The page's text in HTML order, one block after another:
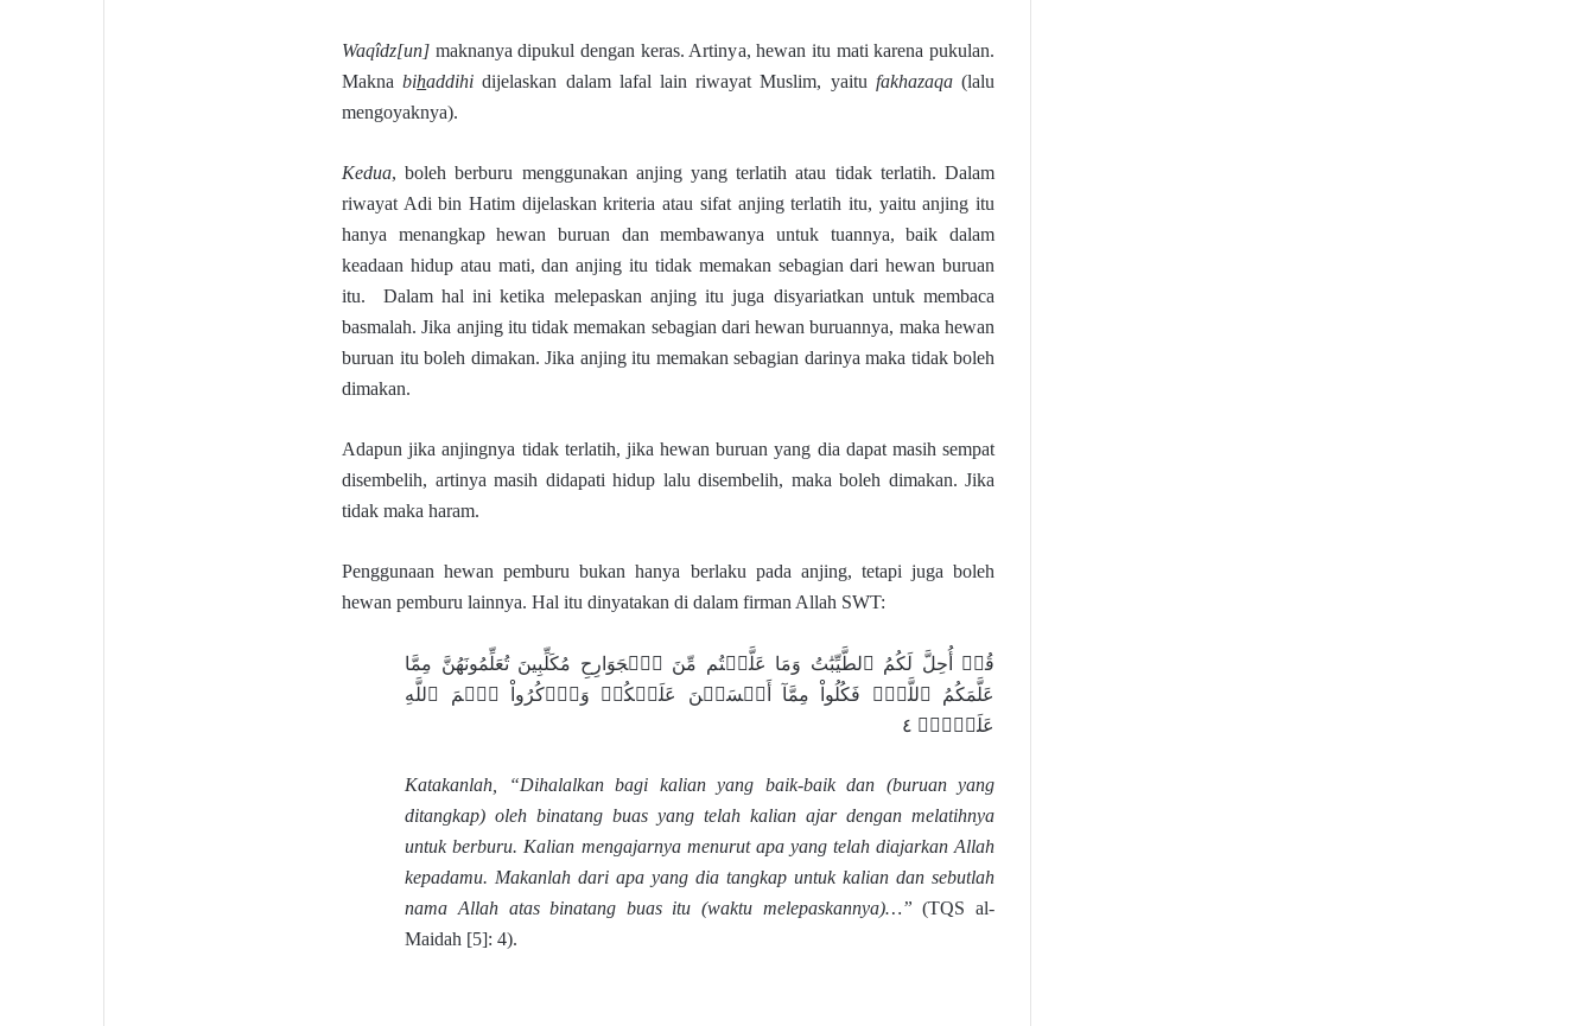
Waqîdz[un] maknanya dipukul dengan keras. Artinya, hewan itu mati karena pukulan.
Maknabihaddihi dijelaskan dalam lafal lain riwayat Muslim, yaitu fakhazaqa(lalu
mengoyaknya).
Kedua, boleh berburu menggunakan anjing yang terlatih atau tidak terlatih. Dalam
riwayat Adi bin Hatim dijelaskan kriteria atau sifat anjing terlatih itu, yaitu anjing itu
hanya menangkap hewan buruan dan membawanya untuk tuannya, baik dalam
keadaan hidup atau mati, dan anjing itu tidak memakan sebagian dari hewan buruan
itu. Dalam hal ini ketika melepaskan anjing itu juga disyariatkan untuk membaca
basmalah. Jika anjing itu tidak memakan sebagian dari hewan buruannya, maka hewan
buruan itu boleh dimakan. Jika anjing itu memakan sebagian darinya maka tidak boleh
dimakan.
Adapun jika anjingnya tidak terlatih, jika hewan buruan yang dia dapat masih sempat
disembelih, artinya masih didapati hidup lalu disembelih, maka boleh dimakan. Jika
tidak maka haram.
Penggunaan hewan pemburu bukan hanya berlaku pada anjing, tetapi juga boleh
hewan pemburu lainnya. Hal itu dinyatakan di dalam firman Allah SWT:
قُلۡ أُحِلَّ لَكُمُ ٱلطَّيِّبَٰتُ وَمَا عَلَّمۡتُم مِّنَ ٱلۡجَوَارِحِ مُكَلِّبِينَ تُعَلِّمُونَهُنَّ مِمَّا
عَلَّمَكُمُ ٱللَّهُۖ فَكُلُواْ مِمَّآ أَمۡسَكۡنَ عَلَيۡكُمۡ وَٱذۡكُرُواْ ٱسۡمَ ٱللَّهِ
عَلَيۡهِۖ ٤
Katakanlah, “Dihalalkan bagi kalian yang baik-baik dan (buruan yang
ditangkap) oleh binatang buas yang telah kalian ajar dengan melatihnya
untuk berburu. Kalian mengajarnya menurut apa yang telah diajarkan Allah
kepadamu. Makanlah dari apa yang dia tangkap untuk kalian dan sebutlah
nama Allah atas binatang buas itu (waktu melepaskannya)…”(TQS al-
Maidah [5]: 4).